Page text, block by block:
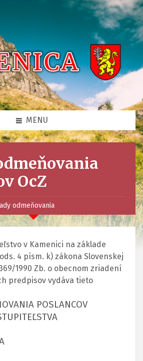
MENU
OcZ
odmeňovania
v Kamenici na základe
4 písm. k) zákona Slovenskej
1990 Zb. o obecnom zriadení
predpisov vydáva tieto
POSLANCOV